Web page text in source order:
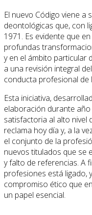
El nuevo Código viene a
deontológicas que, con
1971. Es evidente que
profundas
y en el ámbito particular
a una revisión integral
conducta profesional de
Esta iniciativa,
elaboración durante
satisfactoria al alto nivel
reclama hoy día y, a la
el conjunto de la
nuevos titulados que se
y falto de referencias. A
profesiones está ligado,
compromiso ético que
un papel esencial.